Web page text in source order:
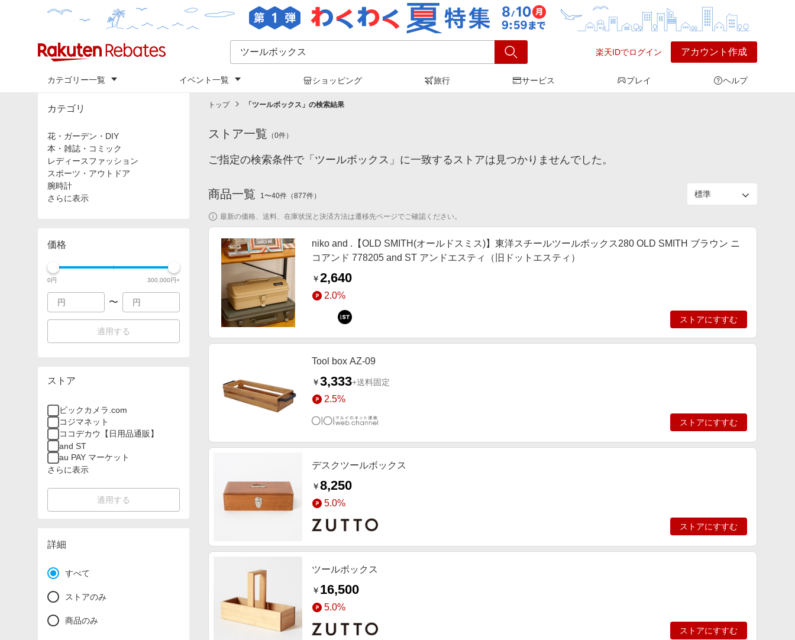
楽天IDでログイン アカウント作成
カテゴリー一覧 イベント一覧 ショッピング 旅行 サービス プレイ ヘルプ
カテゴリ
花・ガーデン・DIY
本・雑誌・コミック
レディースファッション
スポーツ・アウトドア
腕時計
さらに表示
価格
0円 300,000円+
〜
適用する
ストア
ビックカメラ.com
コジマネット
ココデカウ【日用品通販】
and ST
au PAY マーケット
さらに表示
適用する
詳細
すべて
ストアのみ
商品のみ
トップ 「 ツールボックス 」の検索結果
ストア一覧 （0件）
ご指定の検索条件で「ツールボックス」に一致するストアは見つかりませんでした。
商品一覧 1〜40件 （877件）
最新の価格、送料、在庫状況と決済方法は遷移先ページでご確認ください。
niko and .【OLD SMITH(オールドスミス)】東洋スチールツールボックス280 OLD SMITH ブラウン ニ
コアンド 778205 and ST アンドエスティ（旧ドットエスティ）
￥2,640
2.0%
ストアにすすむ
Tool box AZ-09
￥3,333+送料固定
2.5%
ストアにすすむ
デスクツールボックス
￥8,250
5.0%
ストアにすすむ
ツールボックス
￥ 16,500
5.0%
ストアにすすむ